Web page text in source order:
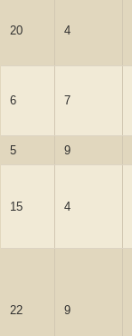
20 4
6 7
5 9
15 4
22 9